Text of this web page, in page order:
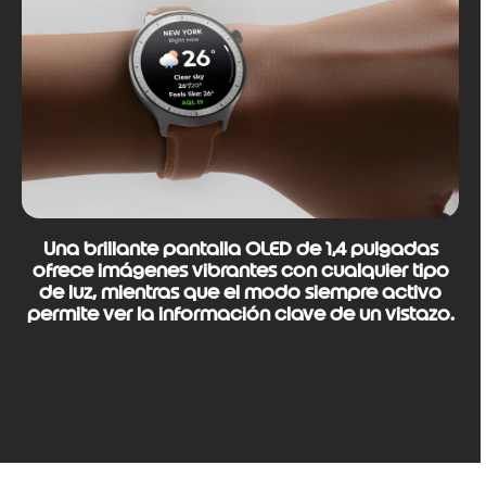
Una brillante pantalla OLED de 1,4 pulgadas
ofrece imágenes vibrantes con cualquier tipo
de luz, mientras que el modo siempre activo
permite ver la información clave de un vistazo.